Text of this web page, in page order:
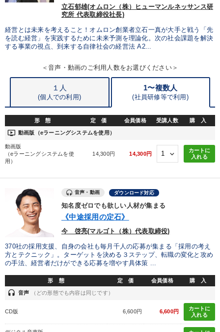
立石郁雄(オムロン（株）ヒューマンルネッサンス研
究所 代表取締役社長)
経営とは未来を考えること！オムロン創業者立石一真が大手と戦う「先
を読む経営」を実践するために未来予測を理論化。次の社会課題を解決
する事業の視点、到来する自律社会の経営法 A2...
＜音声・動画のご利用人数をお選びください＞
１人
(個人での利用)
1〜複数人
(社員研修等で利用)
形 態 定 価 会員価格 受講人数 購 入
ondemand_video 動画版（eラーニングシステムを使用）
動画版
（eラーニングシステムを使
用）
14,300円 14,300円
カートに
入れる
音声・動画 ダウンロード対応
知名度ゼロでも欲しい人材が集まる
《中途採用の定石》
今 啓亮(マルゴト（株）代表取締役)
370社の採用支援、自身の会社も毎月千人の応募が集まる「採用の考え
方とテクニック」。ターゲットを決める３ステップ、転職の変化と攻め
の手法、経営者だけができる応募を増やす具体策 ...
形 態 定 価 会員価格 購 入
headset 音声 （どの形態でも内容は同じです）
CD版 6,600円 6,600円
カートに
入れる